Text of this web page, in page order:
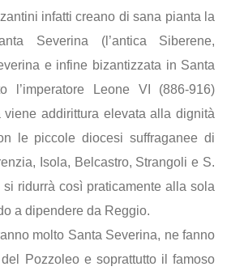
infatti creano di sana pianta la
Severina (l’antica Siberene,
e infine bizantizzata in Santa
l’imperatore Leone VI (886-916)
viene addirittura elevata alla dignità
le piccole diocesi suffraganee di
Isola, Belcastro, Strangoli e S.
si ridurrà così praticamente alla sola
a dipendere da Reggio.
molto Santa Severina, ne fanno
Pozzoleo e soprattutto il famoso